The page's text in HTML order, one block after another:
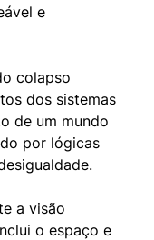
e
colapso
dos sistemas
de um mundo
por lógicas
a visão
o espaço e